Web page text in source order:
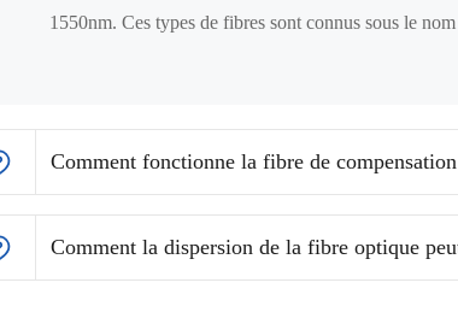
1550nm. Ces types de fibres sont connus sous le
Comment fonctionne la fibre de
Comment la dispersion de la fibre optique